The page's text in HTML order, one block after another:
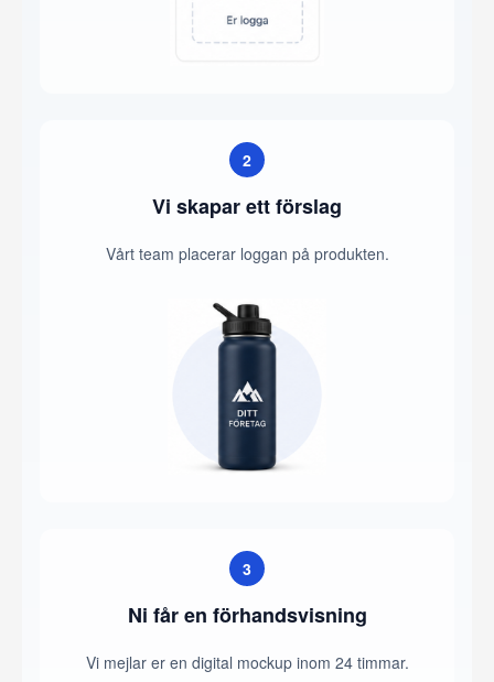
2
Vi skapar ett förslag
Vårt team placerar loggan på produkten.
3
Ni får en förhandsvisning
Vi mejlar er en digital mockup inom 24 timmar.